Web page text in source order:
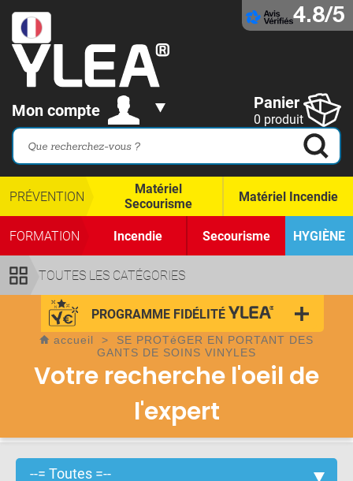
4.8/5
Mon compte Panier
0 produit
TOUTES LES CATÉGORIES
PRÉVENTION
Matériel
Secourisme
Matériel Incendie
FORMATION Incendie Secourisme HYGIÈNE
PROGRAMME FIDÉLITÉ
accueil > SE PROTéGER EN PORTANT DES
GANTS DE SOINS VINYLES
Votre recherche l'oeil de
l'expert